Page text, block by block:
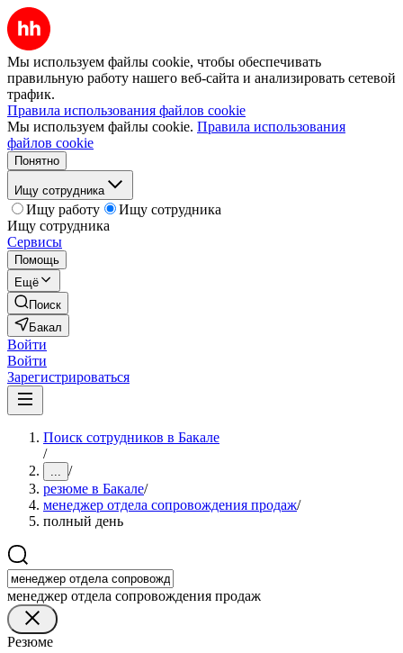
Мы используем файлы cookie, чтобы обеспечивать
правильную работу нашего веб-сайта и анализировать сетевой
трафик.
Правила использования файлов cookie
Мы используем файлы cookie. Правила использования
файлов cookie
Понятно
Ищу сотрудника
Ищу работу
Ищу сотрудника
Ищу сотрудника
Сервисы
Помощь
Ещё
Поиск
Бакал
Войти
Войти
Зарегистрироваться
Поиск сотрудников в Бакале
/
... /
резюме в Бакале/
менеджер отдела сопровождения продаж/
полный день
менеджер отдела сопровождения продаж
Резюме